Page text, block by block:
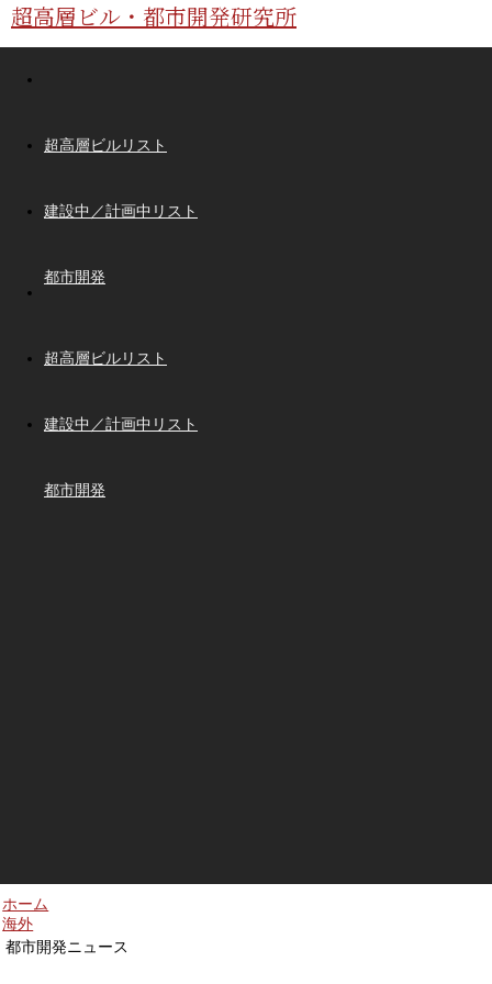
超高層ビル・都市開発研究所
超高層ビルリスト
建設中／計画中リスト
都市開発
超高層ビルリスト
建設中／計画中リスト
都市開発
ホーム
海外
都市開発ニュース